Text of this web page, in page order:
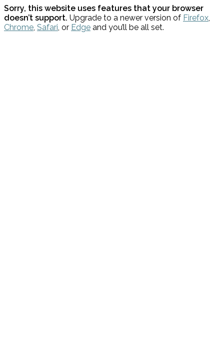
Sorry, this website uses features that your browser
doesn’t support. Upgrade to a newer version of Firefox,
Chrome, Safari, or Edge and you’ll be all set.